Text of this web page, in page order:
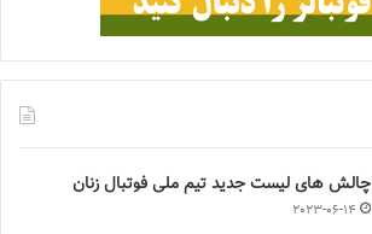
چالش هاى ليست جدید تيم ملى فوتبال زنان
2023-06-14